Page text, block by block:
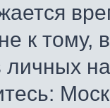
к тому,